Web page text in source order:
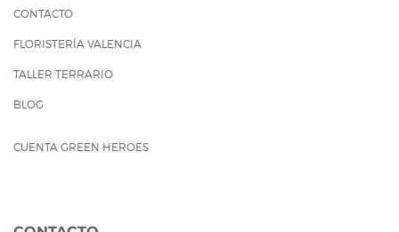
CONTACTO
FLORISTERÍA VALENCIA
TALLER TERRARIO
BLOG
CUENTA GREEN HEROES